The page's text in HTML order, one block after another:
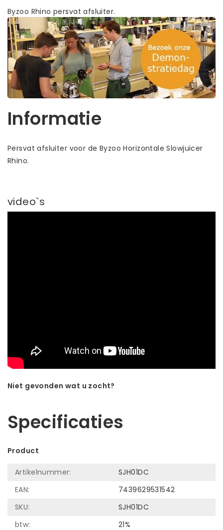
Byzoo Rhino persvat afsluiter.
Informatie
Persvat afsluiter voor de Byzoo Horizontale Slowjuicer
Rhino.
video`s
Niet gevonden wat u zocht?
Specificaties
Product
Artikelnummer:
SJH01DC
EAN:
7439629531542
SKU:
SJH01DC
btw:
21%